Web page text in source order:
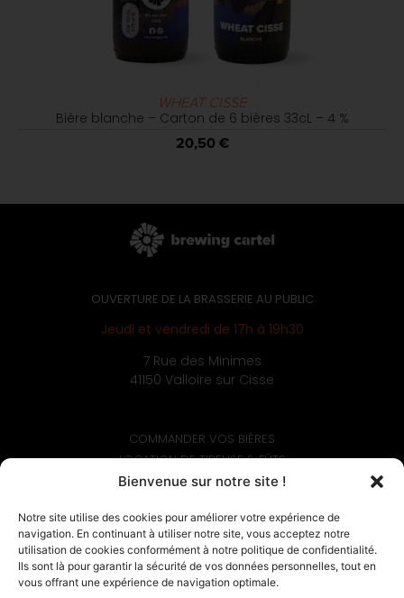
Bienvenue sur notre site !
Notre site utilise des cookies pour améliorer votre expérience de
navigation. En continuant à utiliser notre site, vous acceptez notre
utilisation de cookies conformément à notre politique de confidentialité.
Ils sont là pour garantir la sécurité de vos données personnelles, tout en
vous offrant une expérience de navigation optimale.
WHEAT CISSE
Bière blanche – Carton de 6 bières 33cL – 4 %
20,50 €
COMMANDER VOS BIÈRES
LOCATION DE TIREUSE & FÛTS
PROFESSIONNELS & PARTENAIRES
DÉCOUVRIR LA BRASSERIE
Politique de confidentialité
Conditions générales de vente
Mentions légales
OUVERTURE DE LA BRASSERIE AU PUBLIC
Jeudi et vendredi de 17h à 19h30
7 Rue des Minimes
41150 Valloire sur Cisse